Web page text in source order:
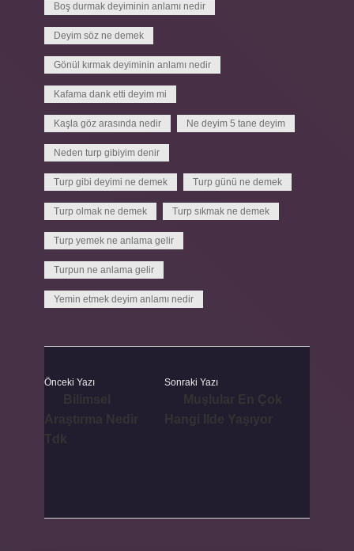
Boş durmak deyiminin anlamı nedir
Deyim söz ne demek
Gönül kırmak deyiminin anlamı nedir
Kafama dank etti deyim mi
Kaşla göz arasında nedir Ne deyim 5 tane deyim
Neden turp gibiyim denir
Turp gibi deyimi ne demek Turp günü ne demek
Turp olmak ne demek Turp sıkmak ne demek
Turp yemek ne anlama gelir
Turpun ne anlama gelir
Yemin etmek deyim anlamı nedir
Önceki Yazı Sonraki Yazı